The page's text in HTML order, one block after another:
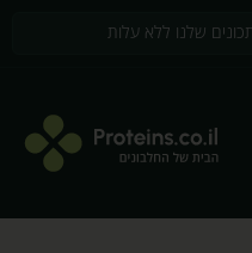
שלנו ללא עלות